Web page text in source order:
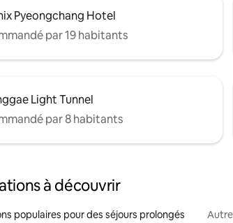
Pyeongchang Hotel
par 19 habitants
Light Tunnel
par 8 habitants
à découvrir
populaires pour des séjours prolongés